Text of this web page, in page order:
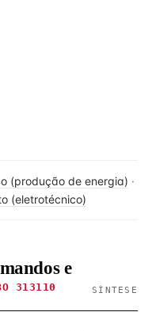
(produção de energia) ·
(eletrotécnico)
e
313110 SÍNTESE